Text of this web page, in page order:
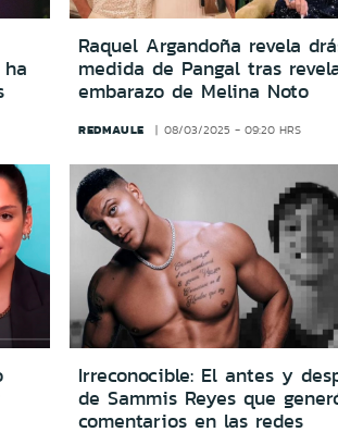
Raquel Argandoña revela
medida de Pangal tras
embarazo de Melina Noto
REDMAULE 08/03/2025 - 09:20 HRS
Irreconocible: El antes y
de Sammis Reyes que
comentarios en las redes